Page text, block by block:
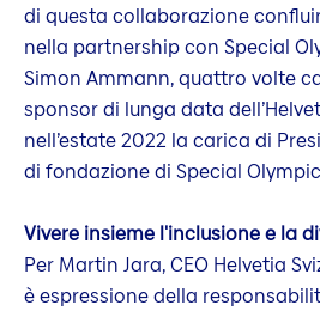
di questa collaborazione
nella partnership con Special
Simon Ammann, quattro volte
sponsor di lunga data
nell’estate 2022 la carica di
di fondazione di Special
Vivere insieme l'inclusione e la
Per Martin Jara, CEO Helvetia
è espressione della